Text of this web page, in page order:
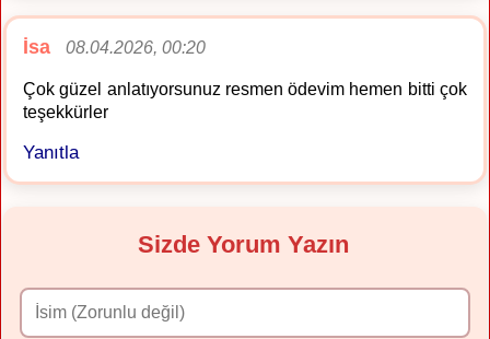
İsa 08.04.2026, 00:20
Çok güzel anlatıyorsunuz resmen ödevim hemen bitti çok
teşekkürler
Yanıtla
Sizde Yorum Yazın